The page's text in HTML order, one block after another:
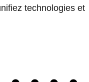
technologies et